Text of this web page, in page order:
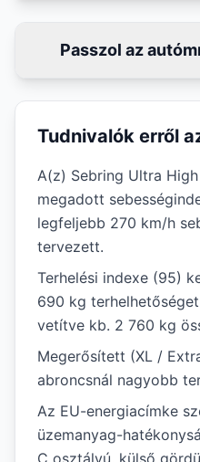
Passzol az
Tudnivalók erről
A(z) Sebring Ultra
megadott
legfeljebb 270 km/h
tervezett.
Terhelési indexe (95)
690 kg
vetítve kb. 2 760 kg
Megerősített (XL /
abroncsnál nagyobb
Az EU-energiacímke
üzemanyag-
C osztályú, külső